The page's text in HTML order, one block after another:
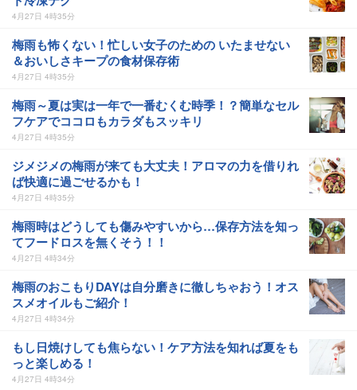
4月27日 4時35分
梅雨も怖くない！忙しい女子のための いたませない
＆おいしさキープの食材保存術
4月27日 4時35分
梅雨～夏は実は一年で一番むくむ時季！？簡単なセル
フケアでココロもカラダもスッキリ
4月27日 4時35分
ジメジメの梅雨が来ても大丈夫！アロマの力を借りれ
ば快適に過ごせるかも！
4月27日 4時35分
梅雨時はどうしても傷みやすいから…保存方法を知っ
てフードロスを無くそう！！
4月27日 4時34分
梅雨のおこもりDAYは自分磨きに徹しちゃおう！オス
スメオイルもご紹介！
4月27日 4時34分
もし日焼けしても焦らない！ケア方法を知れば夏をも
っと楽しめる！
4月27日 4時34分